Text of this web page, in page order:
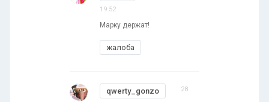
19:52
Марку держат!
жалоба
qwerty_gonzo 28